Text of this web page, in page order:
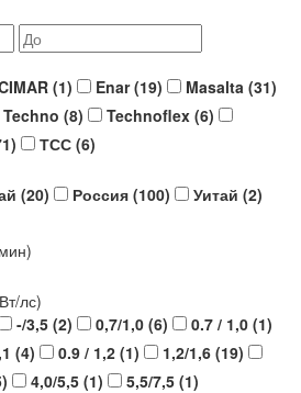
(1) Enar(19) Masalta (31)
Techno (8) Technoflex (6)
ТСС (6)
(20) Россия (100) Уитай (2)
лс)
-/3,5 (2) 0,7/1,0 (6) 0.7 / 1,0 (1)
(4) 0.9 / 1,2 (1) 1,2/1,6 (19)
4,0/5,5 (1) 5,5/7,5 (1)